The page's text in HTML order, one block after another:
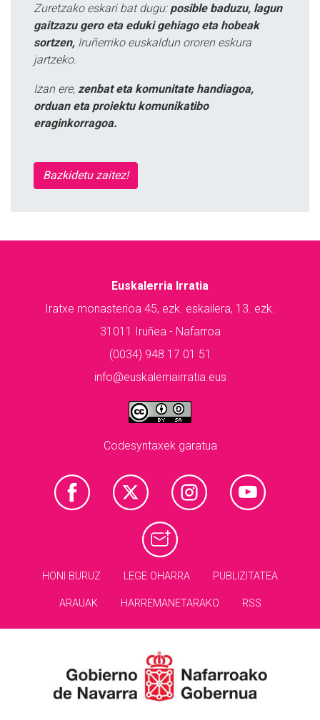
Zuretzako eskari bat dugu: posible baduzu, lagun
gaitzazu gero eta eduki gehiago eta hobeak
sortzen, Iruñerriko euskaldun ororen eskura
jartzeko.
Izan ere, zenbat eta komunitate handiagoa,
orduan eta proiektu komunikatibo
eraginkorragoa.
Bazkidetu zaitez!
Euskalerria Irratia
Iratxe monasterioa 45, ezk. eskailera, 13. ezk.
31011 Iruñea - Nafarroa
(0034) 948 17 01 51
info@euskalerriairratia.eus
Codesyntaxek garatua
HONI BURUZ LEGE OHARRA PUBLIZITATEA
ARAUAK HARREMANETARAKO RSS